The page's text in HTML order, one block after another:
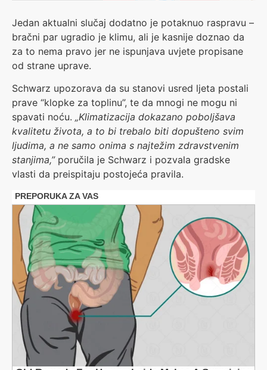
Jedan aktualni slučaj dodatno je potaknuo raspravu –
bračni par ugradio je klimu, ali je kasnije doznao da
za to nema pravo jer ne ispunjava uvjete propisane
od strane uprave.
Schwarz upozorava da su stanovi usred ljeta postali
prave “klopke za toplinu”, te da mnogi ne mogu ni
spavati noću. „Klimatizacija dokazano poboljšava
kvalitetu života, a to bi trebalo biti dopušteno svim
ljudima, a ne samo onima s najtežim zdravstvenim
stanjima,”poručila je Schwarz i pozvala gradske
vlasti da preispitaju postojeća pravila.